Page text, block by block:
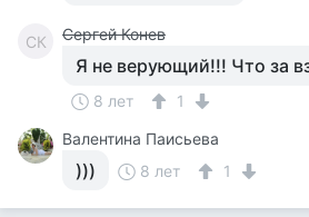
СК Сергей Конев
Я не верующий!!! Что за
8 лет
1
Валентина Паисьева
))) 8 лет 1